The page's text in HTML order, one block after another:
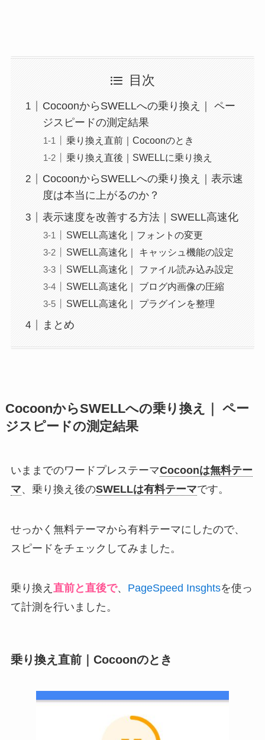
目次
CocoonからSWELLへの乗り換え｜ ペー
ジスピードの測定結果
乗り換え直前｜Cocoonのとき
乗り換え直後｜SWELLに乗り換え
CocoonからSWELLへの乗り換え｜表示速
度は本当に上がるのか？
表示速度を改善する方法｜SWELL高速化
SWELL高速化｜フォントの変更
SWELL高速化｜ キャッシュ機能の設定
SWELL高速化｜ ファイル読み込み設定
SWELL高速化｜ ブログ内画像の圧縮
SWELL高速化｜ プラグインを整理
まとめ
CocoonからSWELLへの乗り換え｜ ペー
ジスピードの測定結果
いままでのワードプレステーマCocoonは無料テー
マ、乗り換え後のSWELLは有料テーマです。
せっかく無料テーマから有料テーマにしたので、
スピードをチェックしてみました。
乗り換え 直前と直後で、 PageSpeed Insghtsを使っ
て計測を行いました。
乗り換え直前｜Cocoonのとき